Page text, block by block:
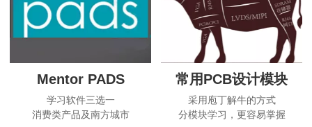
Mentor PADS
学习软件三选一
消费类产品及南方城市
常用PCB设计模块
采用庖丁解牛的方式
分模块学习，更容易掌握